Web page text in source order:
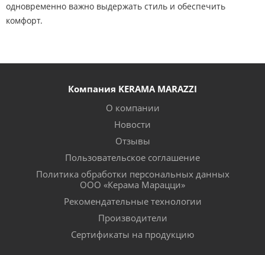
одновременно важно выдержать стиль и обеспечить
комфорт.
Компания KERAMA MARAZZI
О компании
Новости
Отзывы
Пользовательское соглашение
Политика обработки персональных данных
ООО «Керама Марацци»
Рекомендательные технологии
Производители
Сертификаты на продукцию